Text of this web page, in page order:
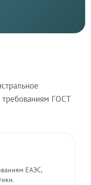
требованиям ГОСТ
ЕАЭС,